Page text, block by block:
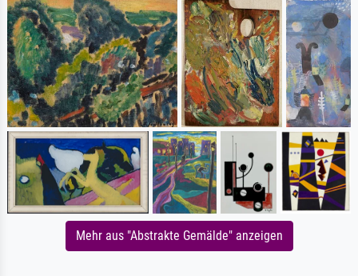
Mehr aus "Abstrakte Gemälde" anzeigen